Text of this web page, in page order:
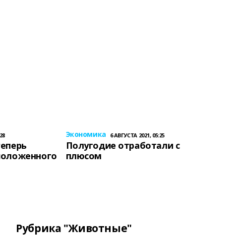
Экономика 6 АВГУСТА 2021, 05:25
Полугодие отработали с
плюсом
Рубрика "Животные"